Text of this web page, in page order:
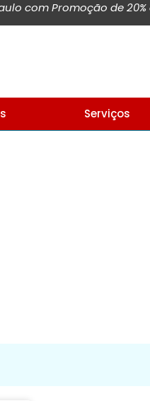
com Promoção de
Serviços